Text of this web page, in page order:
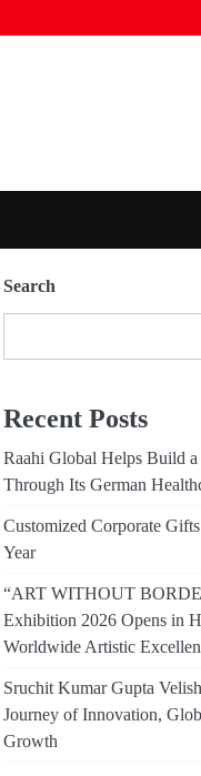
Search
Recent Posts
Raahi Global Helps Build
Through Its German
Customized Corporate
Year
“ART WITHOUT
Exhibition 2026 Opens in
Worldwide Artistic
Sruchit Kumar Gupta
Journey of Innovation,
Growth